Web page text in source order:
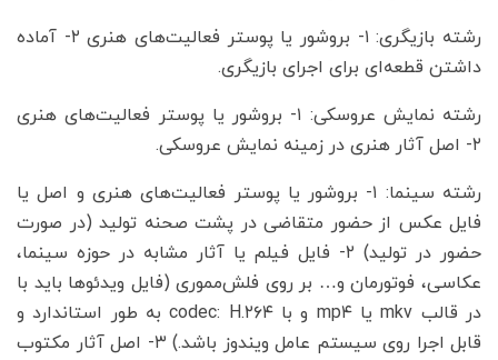
رشته بازیگری: ۱- بروشور یا پوستر فعالیت‌های هنری ۲- آماده
داشتن قطعه‌ای برای اجرای بازیگری.
رشته نمایش عروسکی: ۱- بروشور یا پوستر فعالیت‌های هنری
۲- اصل آثار هنری در زمینه نمایش عروسکی.
رشته سینما: ۱- بروشور یا پوستر فعالیت‌های هنری و اصل یا
فایل عکس از حضور متقاضی در پشت صحنه تولید (در صورت
حضور در تولید) ۲- فایل فیلم یا آثار مشابه در حوزه سینما،
عکاسی، فوتورمان و… بر روی فلش‌مموری (فایل ویدئوها باید با
در قالب mkv یا mp۴ و با codec: H.۲۶۴ به طور استاندارد و
قابل اجرا روی سیستم عامل ویندوز باشد.) ۳- اصل آثار مکتوب